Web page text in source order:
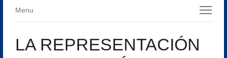
Menu
Menu
LA REPRESENTACIÓN